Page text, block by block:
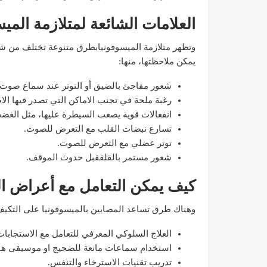
العلامات الشائعة لمتلازمة
وتظهر متلازمة الميسوفونيابطرق متنوعة تختلف
يمكن ملاحظتها، منها:
شعور مفاجئ بالضيق أو التوتر عند سماع
رغبة ملحة في تجنب الاماكن التي تصدر فيها
انفعالات قوية يصعب السيطرة عليها، مثل
تسارع نبضات القلب مع التعرض للصوت.
توتر عضلي مع التعرض للصوت.
شعور مستمر بالقلققبل حدوث الموقف.
كيف يمكن التعامل مع أعراض
وهناك طرق تساعد المصابين بالميسوفونيا على
العلاج السلوكي المعرفي للتعامل مع الاستجابات
استخدام سماعات مانعة للضجيج او موسيقى
تدريب تقنيات الاسترخاء والتنفس.
وتجهيزات حديثة وجد
ديسمبر 14, 2022
الدكتور مصطفى مودن يقدم
ديسمبر 12, 2022